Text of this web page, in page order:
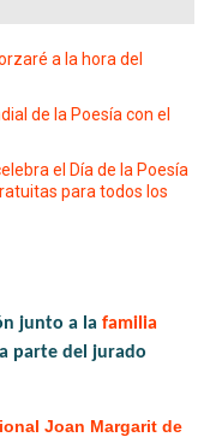
a la hora del
de la Poesía con el
el Día de la Poesía
para todos los
junto a lafamilia
parte del jurado
Joan Margarit de